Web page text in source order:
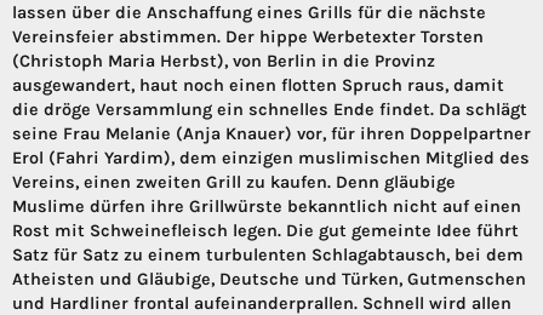
lassen über die Anschaffung eines Grills für die nächste
Vereinsfeier abstimmen. Der hippe Werbetexter Torsten
(Christoph Maria Herbst), von Berlin in die Provinz
ausgewandert, haut noch einen flotten Spruch raus, damit
die dröge Versammlung ein schnelles Ende findet. Da schlägt
seine Frau Melanie (Anja Knauer) vor, für ihren Doppelpartner
Erol (Fahri Yardim), dem einzigen muslimischen Mitglied des
Vereins, einen zweiten Grill zu kaufen. Denn gläubige
Muslime dürfen ihre Grillwürste bekanntlich nicht auf einen
Rost mit Schweinefleisch legen. Die gut gemeinte Idee führt
Satz für Satz zu einem turbulenten Schlagabtausch, bei dem
Atheisten und Gläubige, Deutsche und Türken, Gutmenschen
und Hardliner frontal aufeinanderprallen. Schnell wird allen